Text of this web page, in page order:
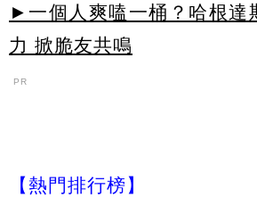
►一個人爽嗑一桶？哈根達
力 掀脆友共鳴
PR
【熱門排行榜】